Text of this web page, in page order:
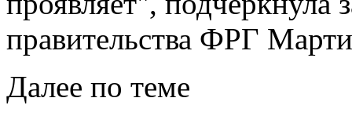
правительства ФРГ
Далее по теме